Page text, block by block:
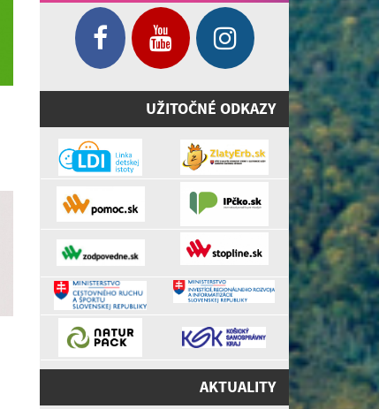
UŽITOČNÉ ODKAZY
AKTUALITY